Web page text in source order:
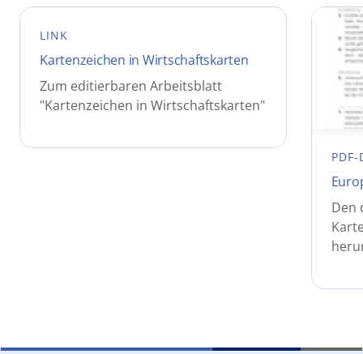
LINK
Kartenzeichen in Wirtschaftskarten
Zum editierbaren Arbeitsblatt
"Kartenzeichen in Wirtschaftskarten"
PDF-
Den